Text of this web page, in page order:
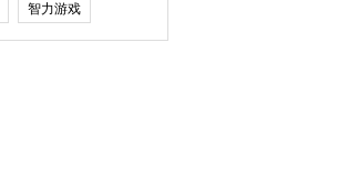
智力游戏